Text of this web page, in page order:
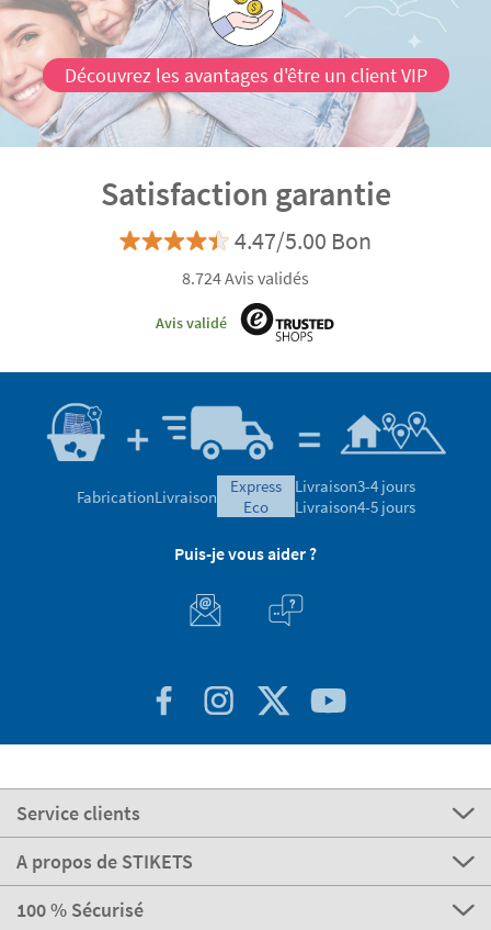
Découvrez les avantages d'être un client VIP
Satisfaction garantie
4.47/5.00 Bon
8.724 Avis validés
Avis validé
FabricationLivraison
express
eco
Livraison3-4 jours
Livraison4-5 jours
Puis-je vous aider ?
Service clients
A propos de STIKETS
100 % Sécurisé